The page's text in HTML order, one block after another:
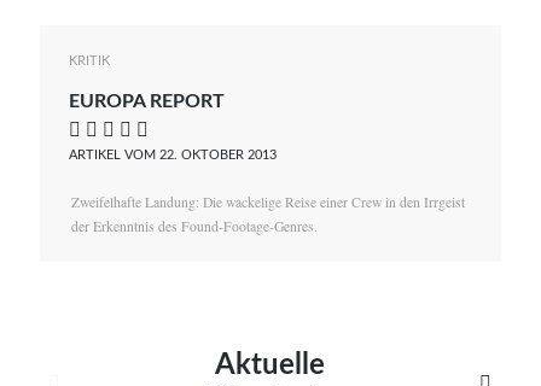
KRITIK
EUROPA REPORT
    
ARTIKEL VOM 22. OKTOBER 2013
Zweifelhafte Landung: Die wackelige Reise einer Crew in den Irrgeist
der Erkenntnis des Found-Footage-Genres.
Aktuelle